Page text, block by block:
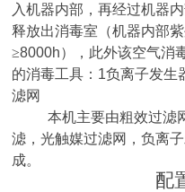
入机器内部，再经过机器
释放出消毒室（机器内部
≥8000h），此外该空气消
的消毒工具： 1负离子发生
滤网
本机主要由粗效过滤
滤，光触媒过滤网，负离
成。
配